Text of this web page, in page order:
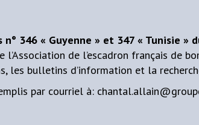
346 « Guyenne » et 347 « Tunisie »
de l’escadron français de
les bulletins d’information et la
par courriel à: